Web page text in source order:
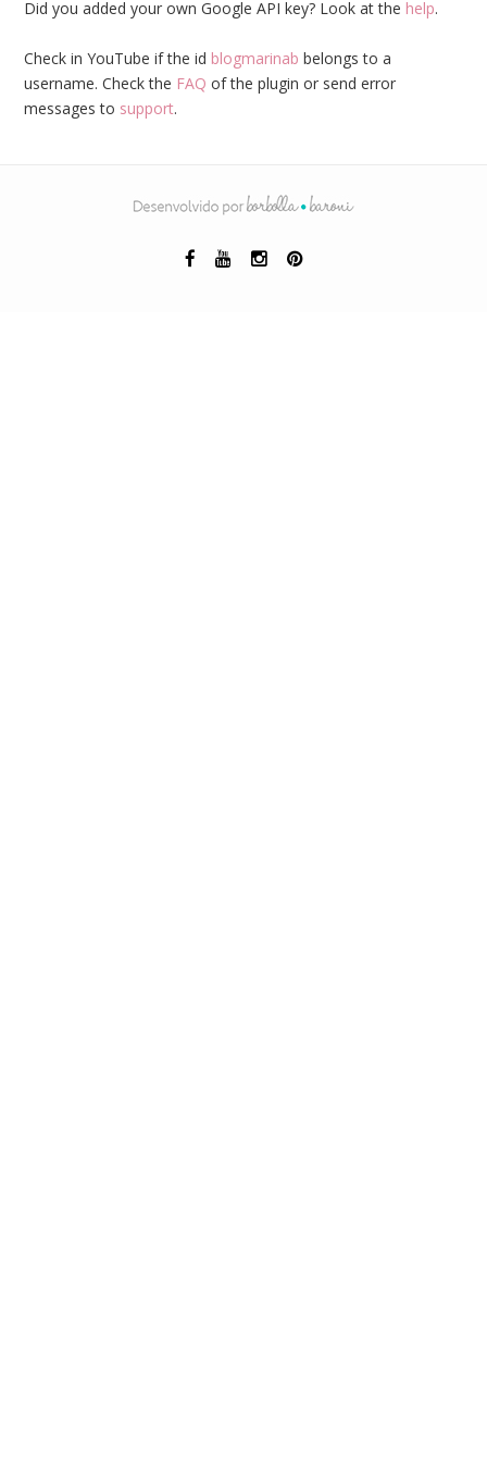
Did you added your own Google API key? Look at the help.
Check in YouTube if the id blogmarinab belongs to a
username. Check the FAQ of the plugin or send error
messages to support.